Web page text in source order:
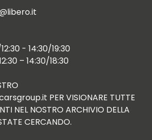
- 14:30/19:30
– 14:30/18:30
PER VISIONARE TUTTE
NEL NOSTRO ARCHIVIO DELLA
CERCANDO.